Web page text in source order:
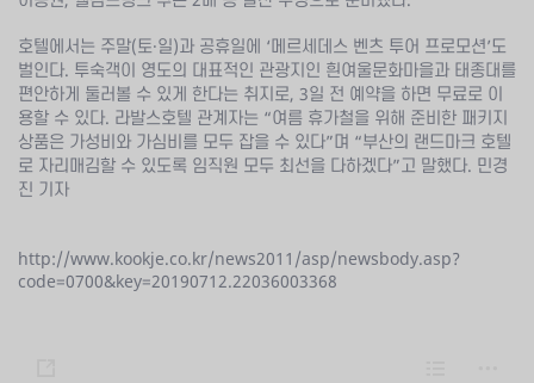
호텔에서는 주말(토·일)과 공휴일에 ‘메르세데스 벤츠 투어 프로모션’도
벌인다. 투숙객이 영도의 대표적인 관광지인 흰여울문화마을과 태종대를
편안하게 둘러볼 수 있게 한다는 취지로, 3일 전 예약을 하면 무료로 이
용할 수 있다. 라발스호텔 관계자는 “여름 휴가철을 위해 준비한 패키지
상품은 가성비와 가심비를 모두 잡을 수 있다”며 “부산의 랜드마크 호텔
로 자리매김할 수 있도록 임직원 모두 최선을 다하겠다”고 말했다. 민경
진 기자
http://www.kookje.co.kr/news2011/asp/newsbody.asp?
code=0700&key=20190712.22036003368